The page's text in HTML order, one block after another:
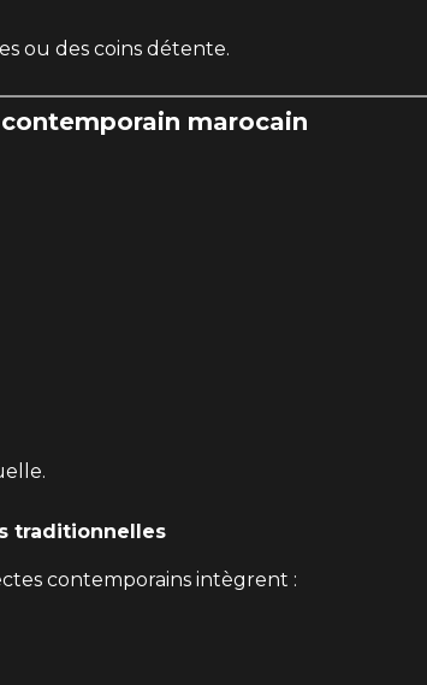
ou des coins détente.
marocain
traditionnelles
contemporains intègrent :